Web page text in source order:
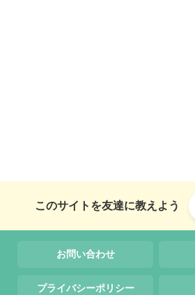
このサイトを友達に教えよう
お問い合わせ
プライバシーポリシー